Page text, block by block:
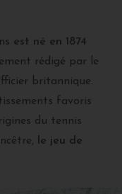
est né en 1874
rédigé par le
britannique.
favoris
du tennis
le jeu de